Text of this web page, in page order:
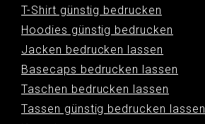
T-Shirt günstig bedrucken
Hoodies günstig bedrucken
Jacken bedrucken lassen
Basecaps bedrucken lassen
Taschen bedrucken lassen
Tassen günstig bedrucken lassen